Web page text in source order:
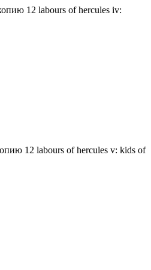
12 labours of hercules iv:
12 labours of hercules v: kids of